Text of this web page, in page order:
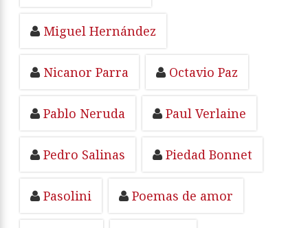
Miguel Hernández
Nicanor Parra Octavio Paz
Pablo Neruda Paul Verlaine
Pedro Salinas Piedad Bonnet
Pasolini Poemas de amor